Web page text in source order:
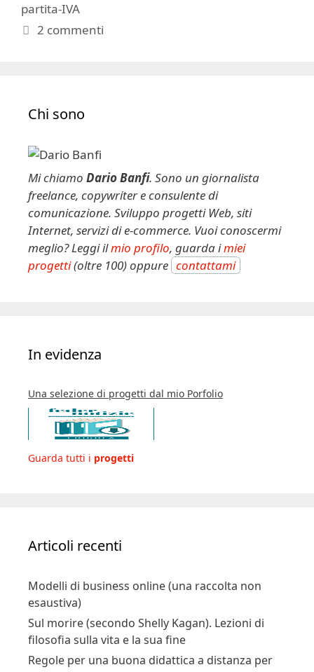
partita-IVA
2 commenti
Chi sono
Mi chiamo Dario Banfi. Sono un giornalista
freelance, copywriter e consulente di
comunicazione. Sviluppo progetti Web, siti
Internet, servizi di e-commerce. Vuoi conoscermi
meglio? Leggi ilmio profilo, guarda imiei
progetti(oltre 100) oppure contattami
In evidenza
Una selezione di progetti dal mio Porfolio
Guarda tutti i progetti
Articoli recenti
Modelli di business online (una raccolta non
esaustiva)
Sul morire (secondo Shelly Kagan). Lezioni di
filosofia sulla vita e la sua fine
Regole per una buona didattica a distanza per